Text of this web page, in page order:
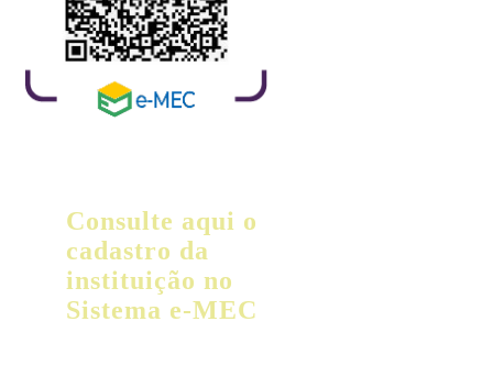
Consulte aqui o
cadastro da
instituição no
Sistema e-MEC